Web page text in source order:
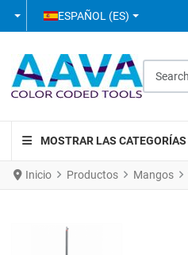
SELECCIONE SU IDIOMA
ESPAÑOL (ES)
MOSTRAR LAS CATEGORÍAS
Inicio Productos Mangos